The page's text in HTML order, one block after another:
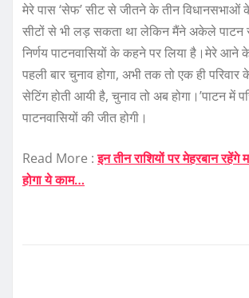
मेरे पास ‘सेफ’ सीट से जीतने के तीन विधानसभाओं
सीटों से भी लड़ सकता था लेकिन मैंने अकेले पाटन
निर्णय पाटनवासियों के कहने पर लिया है।मेरे आने
पहली बार चुनाव होगा, अभी तक तो एक ही परिवार
सेटिंग होती आयी है, चुनाव तो अब होगा।’पाटन में
पाटनवासियों की जीत होगी।
Read More :इन तीन राशियों पर मेहरबान रहेंगे
होगा ये काम…